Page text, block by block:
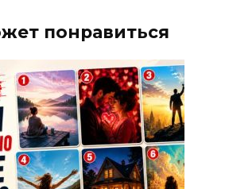
понравиться